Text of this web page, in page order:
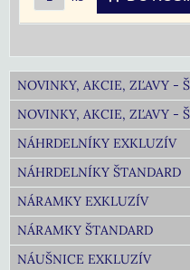
NOVINKY, AKCIE, ZĽAVY -
NOVINKY, AKCIE, ZĽAVY -
NÁHRDELNÍKY EXKLUZÍV
NÁHRDELNÍKY ŠTANDARD
NÁRAMKY EXKLUZÍV
NÁRAMKY ŠTANDARD
NÁUŠNICE EXKLUZÍV